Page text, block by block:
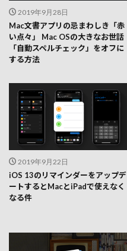
2019年9月28日
Mac文書アプリの忌まわしき「赤
い点々」 Mac OSの大きなお世話
「自動スペルチェック」をオフに
する方法
2019年9月22日
iOS 13のリマインダーをアップデ
ートするとMacとiPadで使えなく
なる件